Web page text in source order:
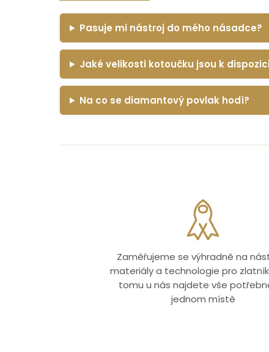
Pasuje mi nástroj do mého násadce?
Jaké velikosti kotoučku jsou k
Na co se diamantový povlak hodí?
Zaměřujeme se výhradně na
materiály a technologie pro
tomu u nás najdete vše
jednom místě